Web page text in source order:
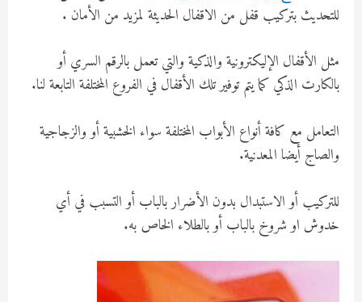
للتحديث بتركيب قفل من الاقفال الحديثة لمزيد من الأمان .
مثل الأقفال الإليكترونية والذكية والتي تعمل بالرقم السري أو
بالكارت الذكي كما يتم توفير تلك الأقفال في الفروع المختلفة التابعة لنا.
التعامل مع كافة أنواع الأبواب المختلفة سواء الخشبية أو والزجاجية
والصاج أيضا المعدنية.
للتركيب أو الاستبدال بدون الأضرار بالباب أو التسبب في أي
خدوش او شروخ بالباب أو بالطلاء الخاص به.